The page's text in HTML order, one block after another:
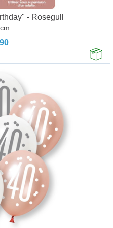
- Rosegull